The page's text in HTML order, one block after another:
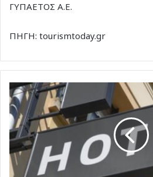
ΓΥΠΑΕΤΟΣ Α.Ε.
ΠΗΓΗ: tourismtoday.gr
ΙΟΒΕ:
Με
ισχυρή
αισιοδοξία
αλλά
και
ακρίβεια
ξεκινά